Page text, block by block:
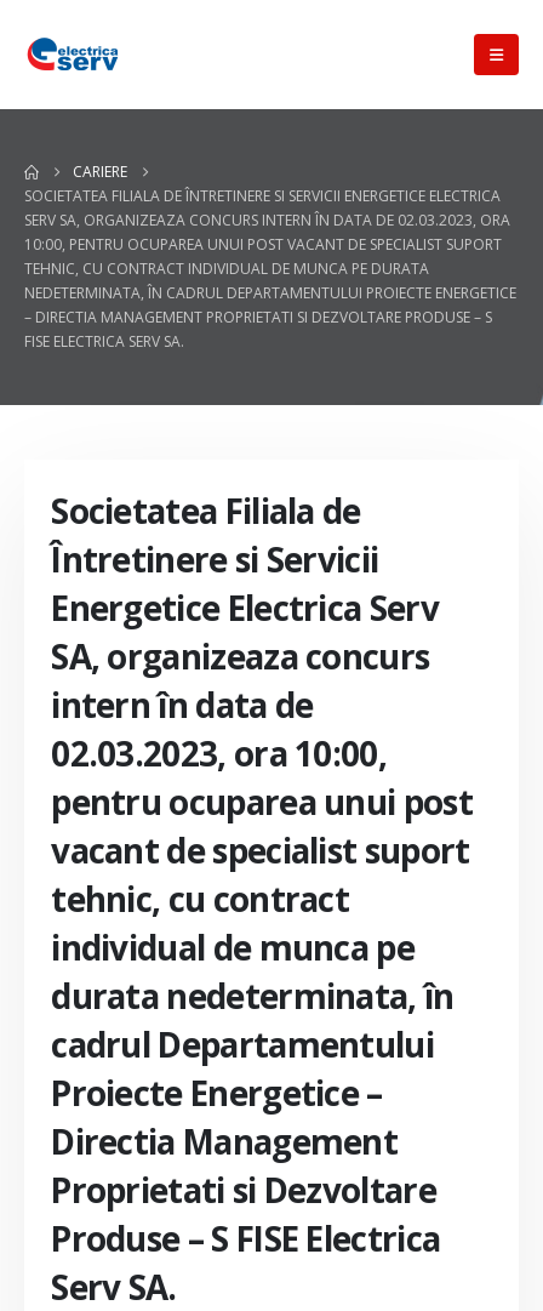
CARIERE
SOCIETATEA FILIALA DE ÎNTRETINERE SI SERVICII ENERGETICE ELECTRICA
SERV SA, ORGANIZEAZA CONCURS INTERN ÎN DATA DE 02.03.2023, ORA
10:00, PENTRU OCUPAREA UNUI POST VACANT DE SPECIALIST SUPORT
TEHNIC, CU CONTRACT INDIVIDUAL DE MUNCA PE DURATA
NEDETERMINATA, ÎN CADRUL DEPARTAMENTULUI PROIECTE ENERGETICE
– DIRECTIA MANAGEMENT PROPRIETATI SI DEZVOLTARE PRODUSE – S
FISE ELECTRICA SERV SA.
Societatea Filiala de
Întretinere si Servicii
Energetice Electrica Serv
SA, organizeaza concurs
intern în data de
02.03.2023, ora 10:00,
pentru ocuparea unui post
vacant de specialist suport
tehnic, cu contract
individual de munca pe
durata nedeterminata, în
cadrul Departamentului
Proiecte Energetice –
Directia Management
Proprietati si Dezvoltare
Produse – S FISE Electrica
Serv SA.